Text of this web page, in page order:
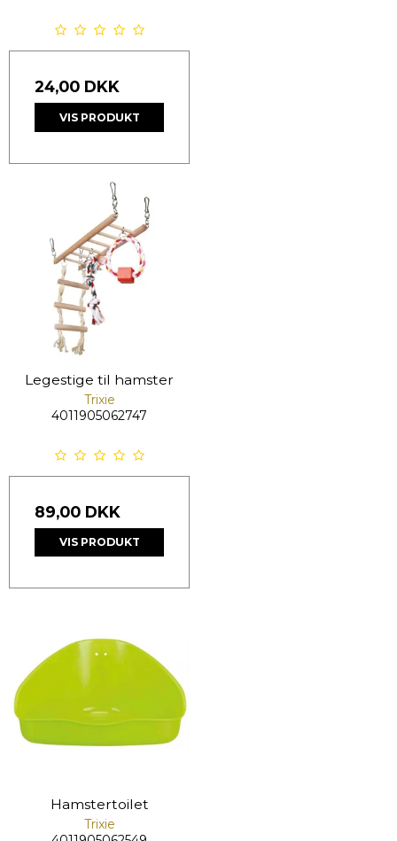
24,00 DKK
VIS PRODUKT
Legestige til hamster
Trixie
4011905062747
89,00 DKK
VIS PRODUKT
Hamstertoilet
Trixie